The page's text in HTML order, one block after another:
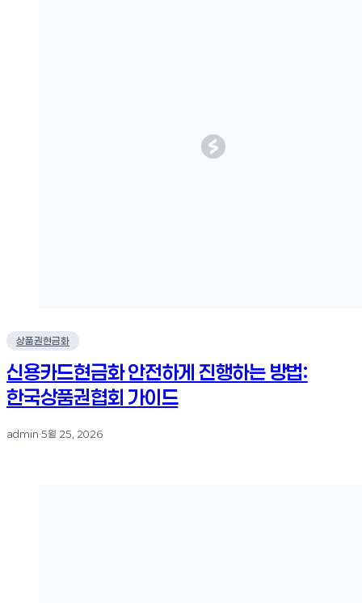
상품권현금화
신용카드현금화 안전하게 진행하는 방법:
한국상품권협회 가이드
admin·5월 25, 2026